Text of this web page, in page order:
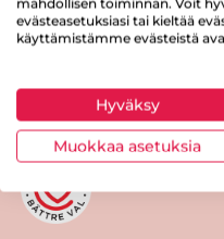
Tulosta sivu
evästeasetuksiasi tai kieltää
käyttämistämme evästeistä
Hyväksy
Muokkaa asetuksia